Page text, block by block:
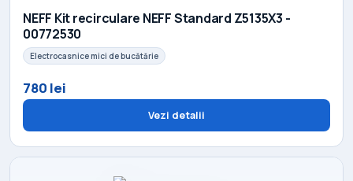
NEFF Kit recirculare NEFF Standard Z5135X3 -
00772530
Electrocasnice mici de bucătărie
780 lei
Vezi detalii